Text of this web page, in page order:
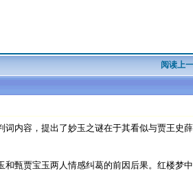
阅读上
内容，提出了妙玉之谜在于其看似与贾王史
甄贾宝玉两人情感纠葛的前因后果。红楼梦